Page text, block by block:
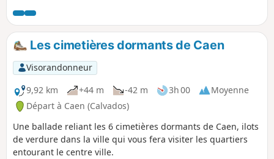
ruelles et venelles, ainsi que quelques jardins publics
complètent le tableau.
Les cimetières dormants de Caen
Visorandonneur
9,92 km
+44 m -42 m 3h 00
Moyenne
Départ à Caen (Calvados)
Une ballade reliant les 6 cimetières dormants de Caen, ilots
de verdure dans la ville qui vous fera visiter les quartiers
entourant le centre ville.